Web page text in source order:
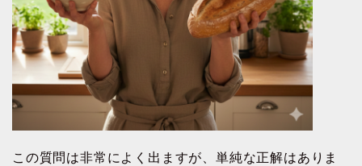
この質問は非常によく出ますが、単純な正解はありま